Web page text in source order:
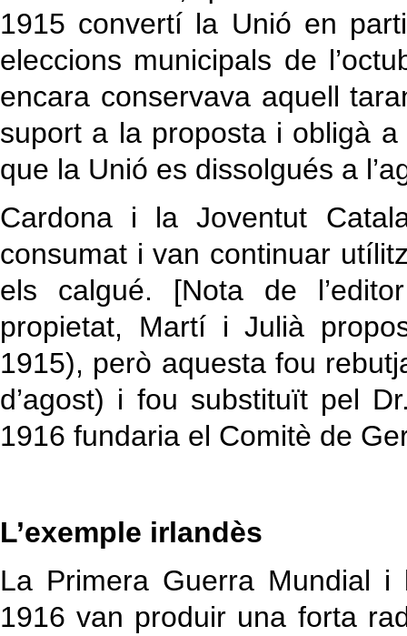
1915 convertí la Unió en
eleccions municipals de
encara conservava aquell
suport a la proposta i obligà
que la Unió es dissolgués a
Cardona i la Joventut
consumat i van continuar
els calgué. [Nota de
propietat, Martí i Julià
1915), però aquesta fou
d’agost) i fou substituït pel
1916 fundaria el Comitè de
L’exemple irlandès
La Primera Guerra Mundial
1916 van produir una forta